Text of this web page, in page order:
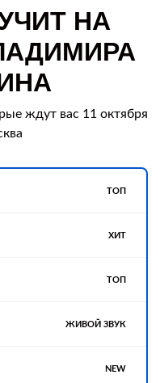
НА
ждут вас 11 октября
ТОП
ХИТ
ТОП
ЖИВОЙ ЗВУК
NEW